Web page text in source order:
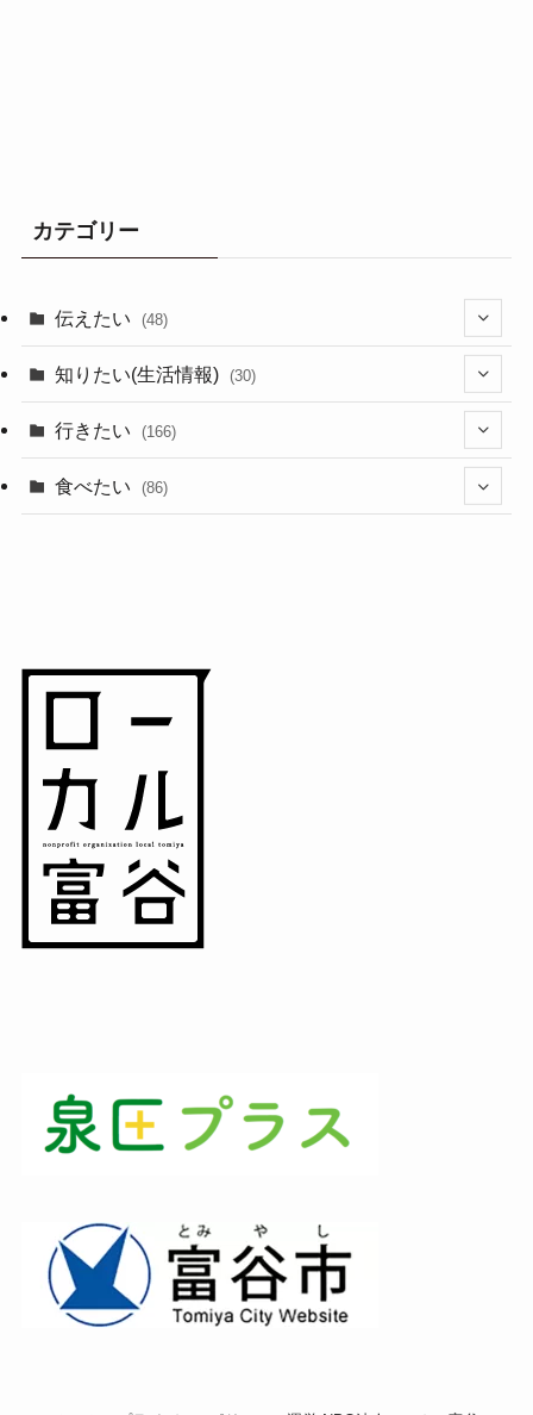
カテゴリー
伝えたい (48)
(44)
(1)
知りたい(生活情報) (30)
(10)
(11)
行きたい (166)
(18)
食べたい (86)